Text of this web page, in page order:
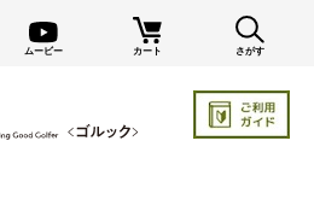
ムービー カート さがす